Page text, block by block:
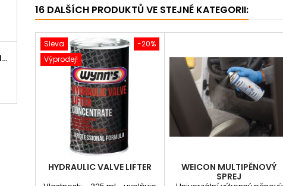
PŘÍPOJKA PŘÍMÁ (HRDLO) GES - WD
16 DALŠÍCH PRODUKTŮ VE STEJNÉ KATEGORII:
-20%
Sleva
Výprodej!
HYDRAULIC VALVE LIFTER
WEICON MULTIPĚNOVÝ
SPREJ